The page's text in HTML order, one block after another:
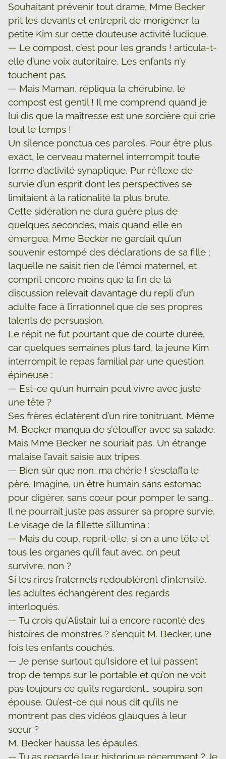
Souhaitant prévenir tout drame, Mme Becker
prit les devants et entreprit de morigéner la
petite Kim sur cette douteuse activité ludique.
— Le compost, c’est pour les grands ! articula-t-
elle d’une voix autoritaire. Les enfants n’y
touchent pas.
— Mais Maman, répliqua la chérubine, le
compost est gentil ! Il me comprend quand je
lui dis que la maîtresse est une sorcière qui crie
tout le temps !
Un silence ponctua ces paroles. Pour être plus
exact, le cerveau maternel interrompit toute
forme d’activité synaptique. Pur réflexe de
survie d’un esprit dont les perspectives se
limitaient à la rationalité la plus brute.
Cette sidération ne dura guère plus de
quelques secondes, mais quand elle en
émergea, Mme Becker ne gardait qu’un
souvenir estompé des déclarations de sa fille ;
laquelle ne saisit rien de l’émoi maternel, et
comprit encore moins que la fin de la
discussion relevait davantage du repli d’un
adulte face à l’irrationnel que de ses propres
talents de persuasion.
Le répit ne fut pourtant que de courte durée,
car quelques semaines plus tard, la jeune Kim
interrompit le repas familial par une question
épineuse :
— Est-ce qu’un humain peut vivre avec juste
une tête ?
Ses frères éclatèrent d’un rire tonitruant. Même
M. Becker manqua de s’étouffer avec sa salade.
Mais Mme Becker ne souriait pas. Un étrange
malaise l’avait saisie aux tripes.
— Bien sûr que non, ma chérie ! s’esclaffa le
père. Imagine, un être humain sans estomac
pour digérer, sans cœur pour pomper le sang…
Il ne pourrait juste pas assurer sa propre survie.
Le visage de la fillette s’illumina :
— Mais du coup, reprit-elle, si on a une tête et
tous les organes qu’il faut avec, on peut
survivre, non ?
Si les rires fraternels redoublèrent d’intensité,
les adultes échangèrent des regards
interloqués.
— Tu crois qu’Alistair lui a encore raconté des
histoires de monstres ? s’enquit M. Becker, une
fois les enfants couchés.
— Je pense surtout qu’Isidore et lui passent
trop de temps sur le portable et qu’on ne voit
pas toujours ce qu’ils regardent… soupira son
épouse. Qu’est-ce qui nous dit qu’ils ne
montrent pas des vidéos glauques à leur
sœur ?
M. Becker haussa les épaules.
— Tu as regardé leur historique récemment ? Je